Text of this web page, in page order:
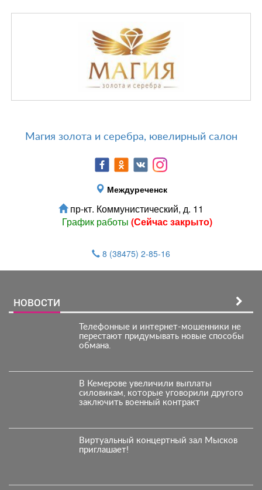
Магия золота и серебра, ювелирный салон
Междуреченск
пр-кт. Коммунистический, д. 11
График работы (Сейчас закрыто)
8 (38475) 2-85-16
НОВОСТИ
Телефонные и интернет-мошенники не
перестают придумывать новые способы
обмана.
В Кемерове увеличили выплаты
силовикам, которые уговорили другого
заключить военный контракт
Виртуальный концертный зал Мысков
приглашает!